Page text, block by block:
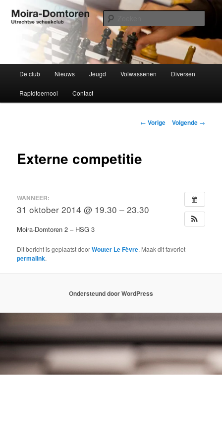
naar
Moira-Domtoren
Utrechtse schaakclub opgericht 1934
De club Nieuws Jeugd Volwassenen Diversen
Rapidtoernooi Contact
Bericht
← Vorige Volgende →
Externe competitie
WANNEER:
31 oktober 2014 @ 19.30 – 23.30
Moira-Domtoren 2 – HSG 3
Dit bericht is geplaatst doorWouter Le Fèvre. Maak dit favoriet
permalink.
Ondersteund door WordPress